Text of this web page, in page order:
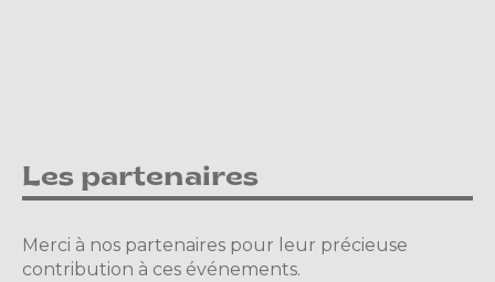
Les partenaires
Merci à nos partenaires pour leur précieuse
contribution à ces événements.